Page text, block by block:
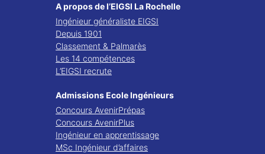
A propos de l’EIGSI La Rochelle
Ingénieur généraliste EIGSI
Depuis 1901
Classement & Palmarès
Les 14 compétences
L’EIGSI recrute
Admissions Ecole Ingénieurs
Concours AvenirPrépas
Concours AvenirPlus
Ingénieur en apprentissage
MSc Ingénieur d’affaires